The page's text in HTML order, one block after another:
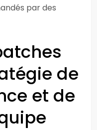
par des
de
et de